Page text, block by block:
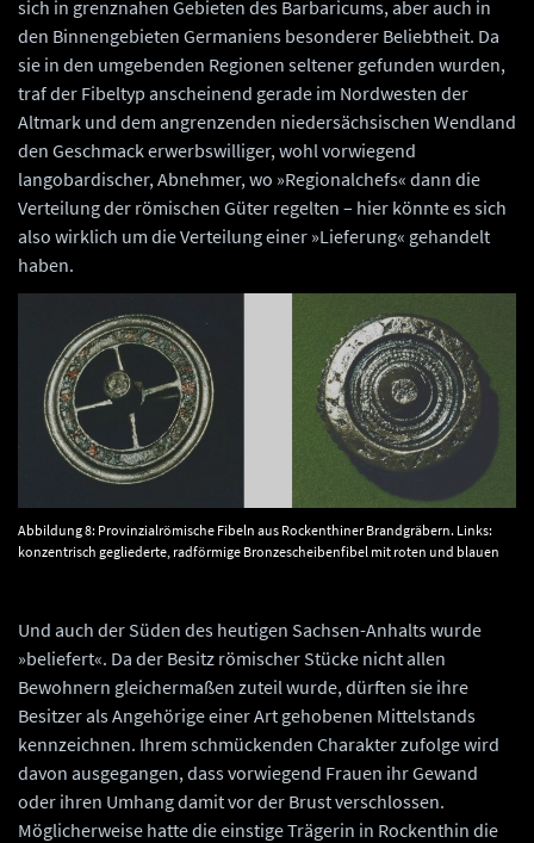
sich in grenznahen Gebieten des Barbaricums, aber auch in
den Binnengebieten Germaniens besonderer Beliebtheit. Da
sie in den umgebenden Regionen seltener gefunden wurden,
traf der Fibeltyp anscheinend gerade im Nordwesten der
Altmark und dem angrenzenden niedersächsischen Wendland
den Geschmack erwerbswilliger, wohl vorwiegend
langobardischer, Abnehmer, wo »Regionalchefs« dann die
Verteilung der römischen Güter regelten – hier könnte es sich
also wirklich um die Verteilung einer »Lieferung« gehandelt
haben.
Abbildung 8: Provinzialrömische Fibeln aus Rockenthiner Brandgräbern. Links:
konzentrisch gegliederte, radförmige Bronzescheibenfibel mit roten und blauen
Hälfte 2. Jahrhundert nach Christus. Fotos: E. Hamann, ehemals ZIAGA der
Akademie der Wissenschafter der DDR, Berlin.
Und auch der Süden des heutigen Sachsen-Anhalts wurde
»beliefert«. Da der Besitz römischer Stücke nicht allen
Bewohnern gleichermaßen zuteil wurde, dürften sie ihre
Besitzer als Angehörige einer Art gehobenen Mittelstands
kennzeichnen. Ihrem schmückenden Charakter zufolge wird
davon ausgegangen, dass vorwiegend Frauen ihr Gewand
oder ihren Umhang damit vor der Brust verschlossen.
Möglicherweise hatte die einstige Trägerin in Rockenthin die